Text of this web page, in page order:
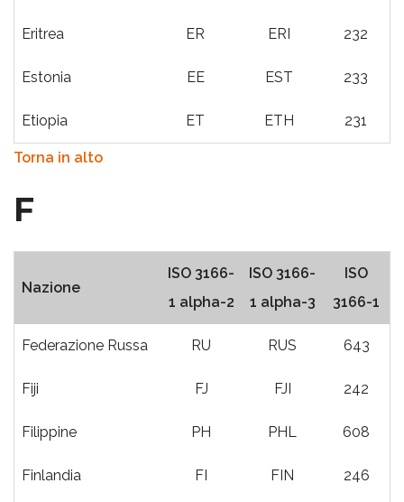
Eritrea ER ERI 232
Estonia EE EST 233
Etiopia ET ETH 231
Torna in alto
F
Nazione
ISO 3166-
1 alpha-2
ISO 3166-
1 alpha-3
ISO
3166-1
Federazione Russa RU RUS 643
Fiji FJ FJI 242
Filippine PH PHL 608
Finlandia FI FIN 246